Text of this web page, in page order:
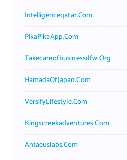
Intelligenceqatar.com
PikaPikaApp.com
Takecareofbusinessdfw.org
HamadaOfJapan.com
VersifyLifestyle.com
Kingscreekadventures.com
Antaeuslabs.com